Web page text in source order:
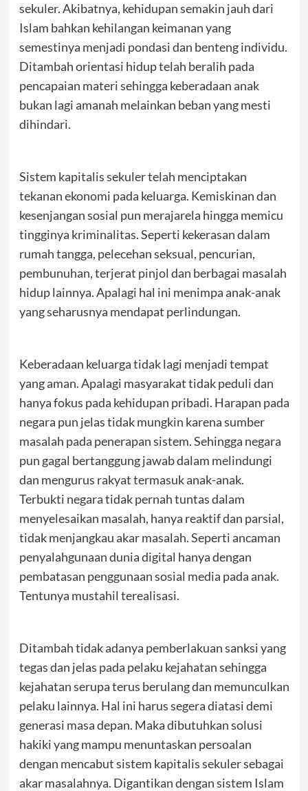
sekuler. Akibatnya, kehidupan semakin jauh dari
Islam bahkan kehilangan keimanan yang
semestinya menjadi pondasi dan benteng individu.
Ditambah orientasi hidup telah beralih pada
pencapaian materi sehingga keberadaan anak
bukan lagi amanah melainkan beban yang mesti
dihindari.
Sistem kapitalis sekuler telah menciptakan
tekanan ekonomi pada keluarga. Kemiskinan dan
kesenjangan sosial pun merajarela hingga memicu
tingginya kriminalitas. Seperti kekerasan dalam
rumah tangga, pelecehan seksual, pencurian,
pembunuhan, terjerat pinjol dan berbagai masalah
hidup lainnya. Apalagi hal ini menimpa anak-anak
yang seharusnya mendapat perlindungan.
Keberadaan keluarga tidak lagi menjadi tempat
yang aman. Apalagi masyarakat tidak peduli dan
hanya fokus pada kehidupan pribadi. Harapan pada
negara pun jelas tidak mungkin karena sumber
masalah pada penerapan sistem. Sehingga negara
pun gagal bertanggung jawab dalam melindungi
dan mengurus rakyat termasuk anak-anak.
Terbukti negara tidak pernah tuntas dalam
menyelesaikan masalah, hanya reaktif dan parsial,
tidak menjangkau akar masalah. Seperti ancaman
penyalahgunaan dunia digital hanya dengan
pembatasan penggunaan sosial media pada anak.
Tentunya mustahil terealisasi.
Ditambah tidak adanya pemberlakuan sanksi yang
tegas dan jelas pada pelaku kejahatan sehingga
kejahatan serupa terus berulang dan memunculkan
pelaku lainnya. Hal ini harus segera diatasi demi
generasi masa depan. Maka dibutuhkan solusi
hakiki yang mampu menuntaskan persoalan
dengan mencabut sistem kapitalis sekuler sebagai
akar masalahnya. Digantikan dengan sistem Islam